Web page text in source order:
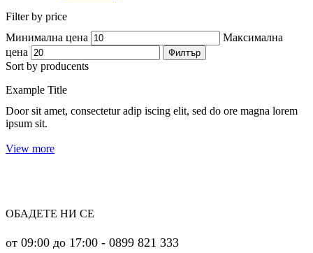
Filter by price
Минимална цена
Максимална
цена
Филтър
Sort by producents
Example Title
Door sit amet, consectetur adip iscing elit, sed do ore magna lorem
ipsum sit.
View more
ОБАДЕТЕ НИ СЕ
от 09:00 до 17:00 - 0899 821 333